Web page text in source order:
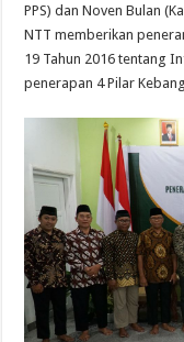
PPS) dan Noven Bulan
NTT memberikan
19 Tahun 2016 tentang
penerapan 4 Pilar